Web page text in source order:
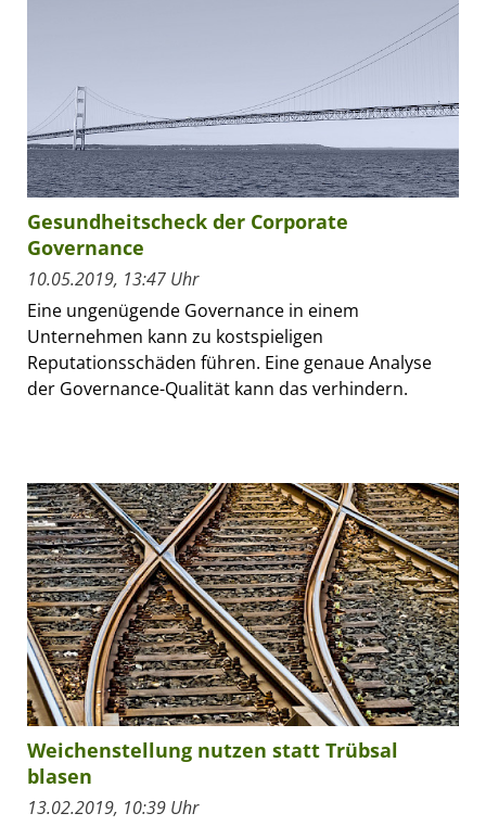
Gesundheitscheck der Corporate
Governance
10.05.2019, 13:47 Uhr
Eine ungenügende Governance in einem
Unternehmen kann zu kostspieligen
Reputationsschäden führen. Eine genaue Analyse
der Governance-Qualität kann das verhindern.
Weichenstellung nutzen statt Trübsal
blasen
13.02.2019, 10:39 Uhr